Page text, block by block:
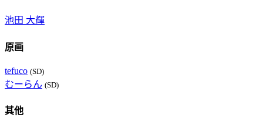
池田 大輝
原画
tefuco (SD)
むーらん (SD)
其他